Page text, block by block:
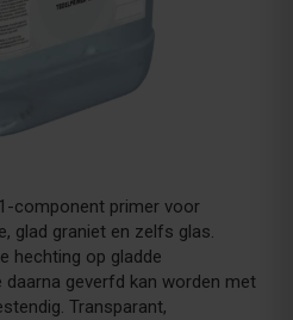
component primer voor
glad graniet en zelfs glas.
hechting op gladde
geverfd kan worden met
Transparant,